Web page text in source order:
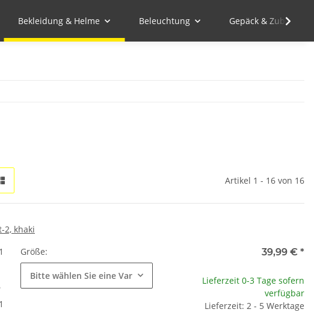
Bekleidung & Helme Beleuchtung Gepäck & Zubehör
Artikel 1 - 16 von 16
2, khaki
Größe:
Bitte wählen Sie eine Variation.
39,99 € *
Lieferzeit 0-3 Tage sofern
verfügbar
Lieferzeit: 2 - 5 Werktage